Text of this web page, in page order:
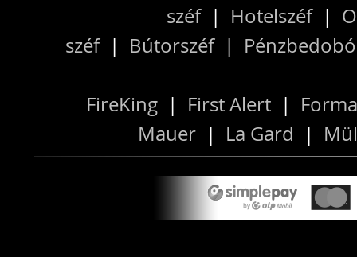
széf| Hotelszéf|
széf| Bútorszéf|
FireKing | First Alert |
Mauer | La Gard |